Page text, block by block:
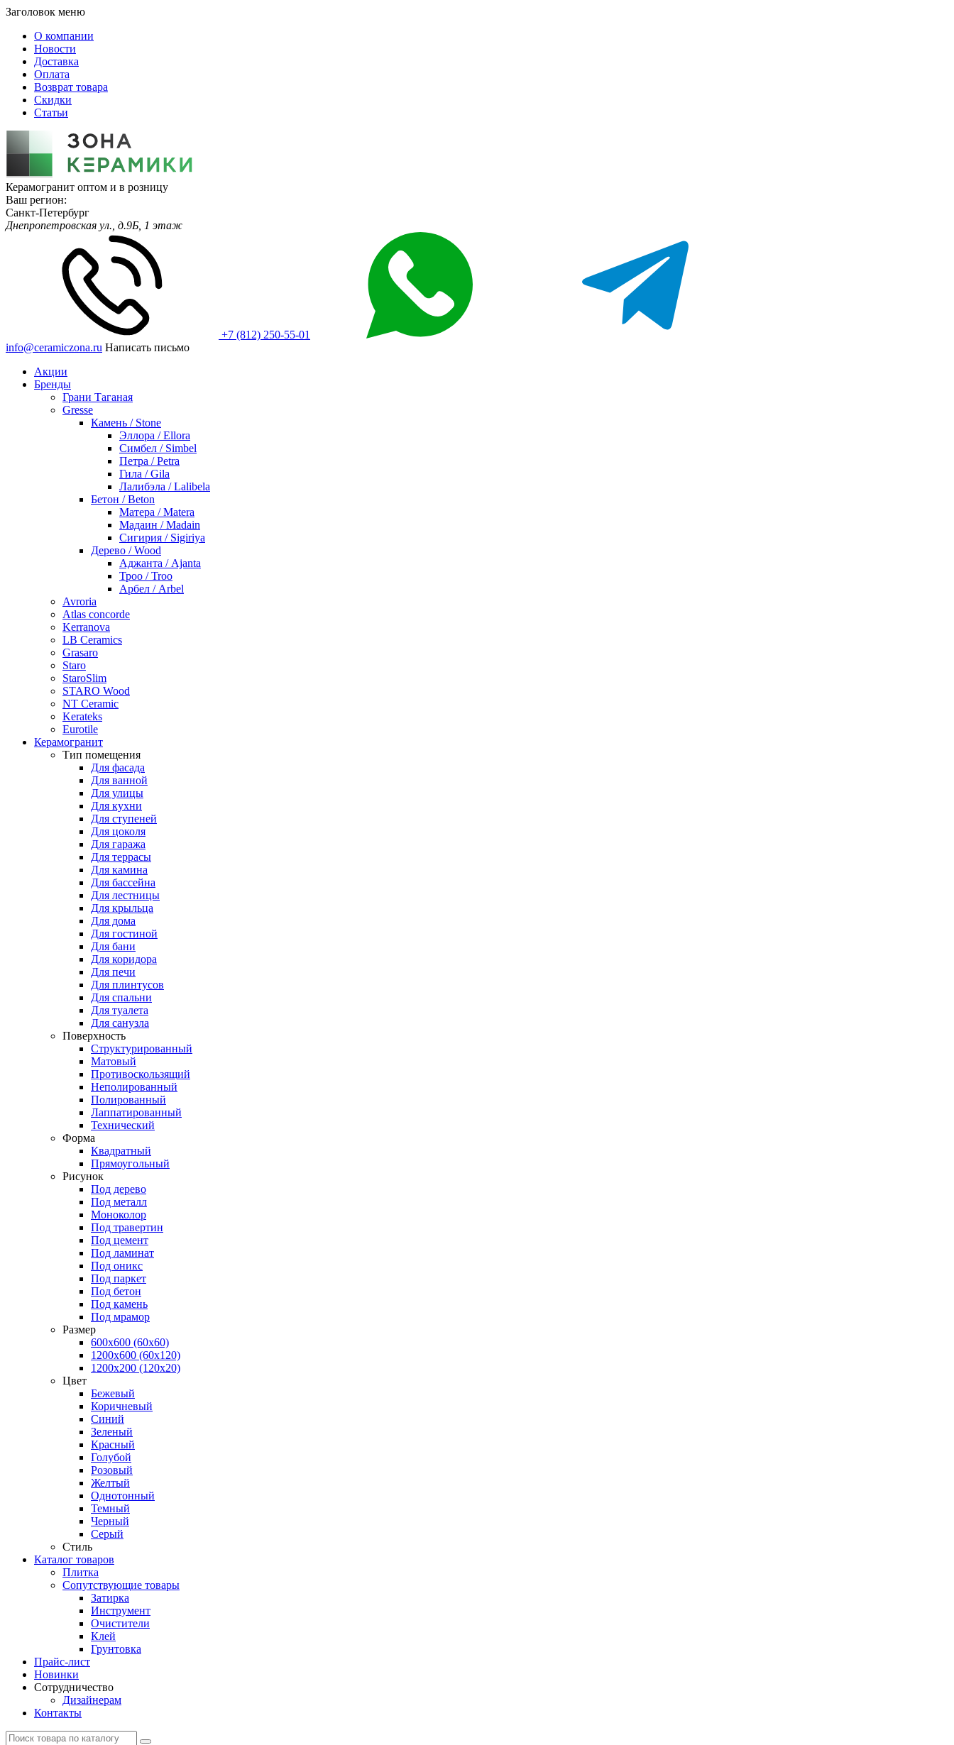
Заголовок меню
О компании
Новости
Доставка
Оплата
Возврат товара
Скидки
Статьи
Керамогранит оптом и в розницу
Ваш регион:
Санкт-Петербург
Днепропетровская ул., д.9Б, 1 этаж
+7 (812) 250-55-01
info@ceramiczona.ru Написать письмо
Акции
Бренды
Грани Таганая
Gresse
Камень / Stone
Эллора / Ellora
Симбел / Simbel
Петра / Petra
Гила / Gila
Лалибэла / Lalibela
Бетон / Beton
Матера / Matera
Мадаин / Madain
Сигирия / Sigiriya
Дерево / Wood
Аджанта / Ajanta
Троо / Troo
Арбел / Arbel
Avroria
Atlas concorde
Kerranova
LB Ceramics
Grasaro
Staro
StaroSlim
STARO Wood
NT Ceramic
Kerateks
Eurotile
Керамогранит
Тип помещения
Для фасада
Для ванной
Для улицы
Для кухни
Для ступеней
Для цоколя
Для гаража
Для террасы
Для камина
Для бассейна
Для лестницы
Для крыльца
Для дома
Для гостиной
Для бани
Для коридора
Для печи
Для плинтусов
Для спальни
Для туалета
Для санузла
Поверхность
Структурированный
Матовый
Противоскользящий
Неполированный
Полированный
Лаппатированный
Технический
Форма
Квадратный
Прямоугольный
Рисунок
Под дерево
Под металл
Моноколор
Под травертин
Под цемент
Под ламинат
Под оникс
Под паркет
Под бетон
Под камень
Под мрамор
Размер
600х600 (60х60)
1200х600 (60х120)
1200х200 (120x20)
Цвет
Бежевый
Коричневый
Синий
Зеленый
Красный
Голубой
Розовый
Желтый
Однотонный
Темный
Черный
Серый
Стиль
Каталог товаров
Плитка
Сопутствующие товары
Затирка
Инструмент
Очистители
Клей
Грунтовка
Прайс-лист
Новинки
Сотрудничество
Дизайнерам
Контакты